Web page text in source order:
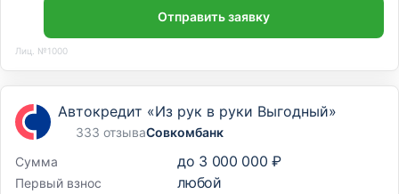
Отправить заявку
Лиц. №1000
Автокредит «Из рук в руки Выгодный»
333 отзываСовкомбанк
Сумма
до 3 000 000 ₽
Первый взнос любой